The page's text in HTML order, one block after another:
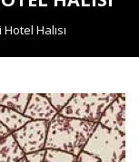
Halısı